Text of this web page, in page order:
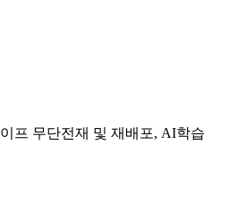
프 무단전재 및 재배포, AI학습